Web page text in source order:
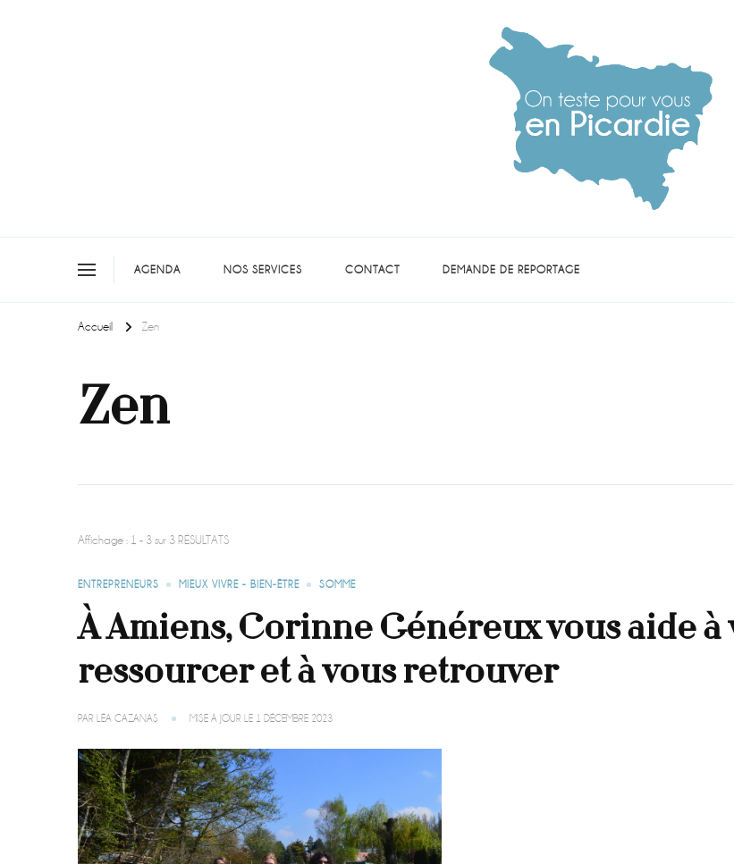
AGENDA NOS SERVICES CONTACT DEMANDE DE REPORTAGE
Accueil Zen
Zen
Affichage : 1 - 3 sur 3 RÉSULTATS
ENTREPRENEURS MIEUX VIVRE - BIEN-ÊTRE SOMME
À Amiens, Corinne Généreux vous aide à
ressourcer et à vous retrouver
PAR LÉA CAZANAS MISE À JOUR LE 1 DÉCEMBRE 2023